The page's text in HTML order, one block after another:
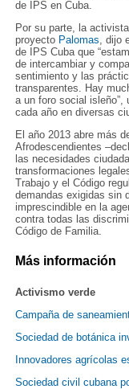
de IPS en Cuba.
Por su parte, la
proyecto Palomas, dijo
de IPS Cuba que
de intercambiar y
sentimiento y las
transparentes. Hay
a un foro social
cada año en diversas
El año 2013 abre más
Afrodescendientes
las necesidades
transformaciones
Trabajo y el Código
demandas exigidas sin
imprescindible en la
contra todas las
Código de Familia.
Más información
Activismo verde
Campaña de
Sociedad de botánica
Innovadores agrícolas
Sociedad civil cubana